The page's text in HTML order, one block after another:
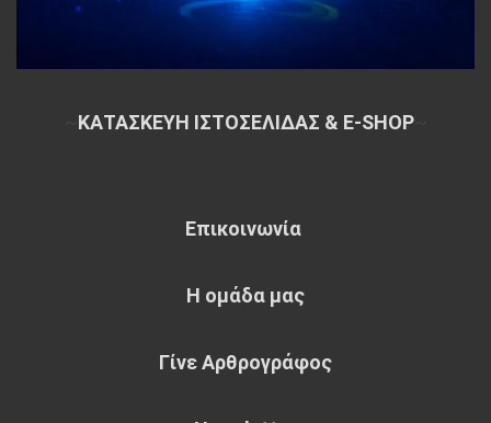
ΚΑΤΑΣΚΕΥΗ ΙΣΤΟΣΕΛΙΔΑΣ & E-SHOP~
Επικοινωνία
Η ομάδα μας
Γίνε Αρθρογράφος